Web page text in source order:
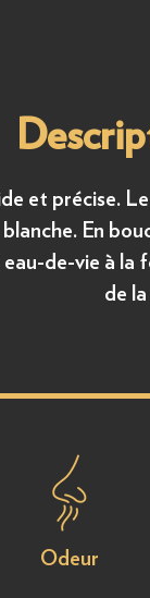
et précise.
En
de-vie à
de
Odeur